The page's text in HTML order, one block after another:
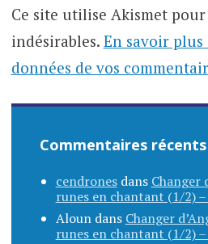
Ce site utilise Akismet
indésirables. En savoir
données de vos
Commentaires récents
cendronesdans Changer
runes en chantant (1/2) –
Aloundans Changer
runes en chantant (1/2) –